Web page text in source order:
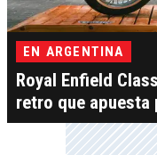
EN ARGENTINA
Royal Enfield
retro que